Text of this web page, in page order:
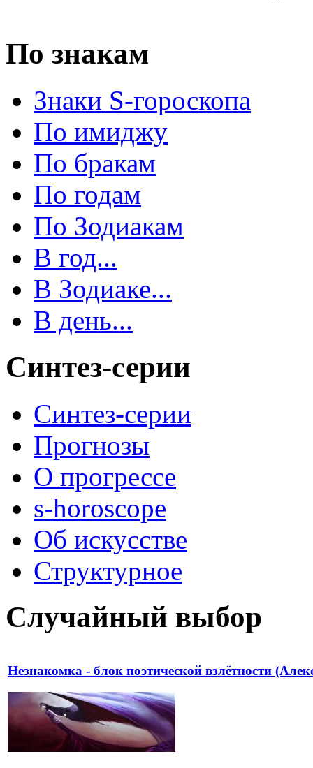
По знакам
Знаки S-гороскопа
По имиджу
По бракам
По годам
По Зодиакам
В год...
В Зодиаке...
В день...
Синтез-серии
Синтез-серии
Прогнозы
О прогрессе
s-horoscope
Об искусстве
Структурное
Случайный выбор
Незнакомка - блок поэтической взлётности